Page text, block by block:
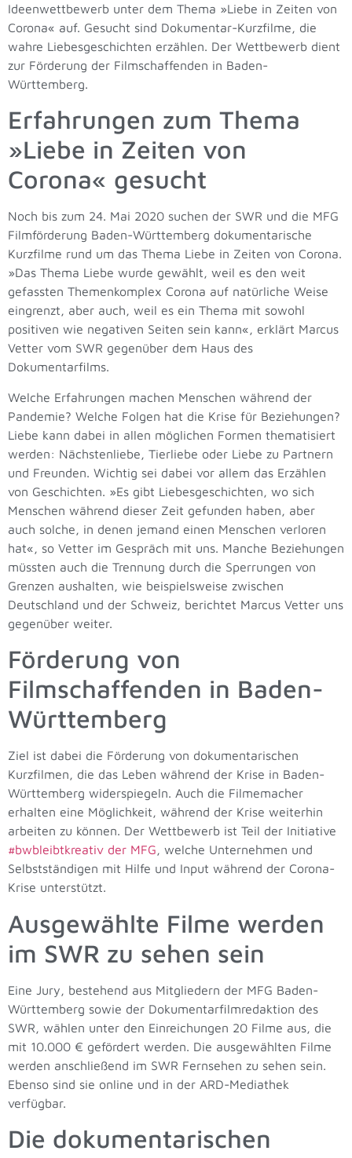
Ideenwettbewerb unter dem Thema »Liebe in Zeiten von
Corona« auf. Gesucht sind Dokumentar-Kurzfilme, die
wahre Liebesgeschichten erzählen. Der Wettbewerb dient
zur Förderung der Filmschaffenden in Baden-
Württemberg.
Erfahrungen zum Thema
»Liebe in Zeiten von
Corona« gesucht
Noch bis zum 24. Mai 2020 suchen der SWR und die MFG
Filmförderung Baden-Württemberg dokumentarische
Kurzfilme rund um das Thema Liebe in Zeiten von Corona.
»Das Thema Liebe wurde gewählt, weil es den weit
gefassten Themenkomplex Corona auf natürliche Weise
eingrenzt, aber auch, weil es ein Thema mit sowohl
positiven wie negativen Seiten sein kann«, erklärt Marcus
Vetter vom SWR gegenüber dem Haus des
Dokumentarfilms.
Welche Erfahrungen machen Menschen während der
Pandemie? Welche Folgen hat die Krise für Beziehungen?
Liebe kann dabei in allen möglichen Formen thematisiert
werden: Nächstenliebe, Tierliebe oder Liebe zu Partnern
und Freunden. Wichtig sei dabei vor allem das Erzählen
von Geschichten. »Es gibt Liebesgeschichten, wo sich
Menschen während dieser Zeit gefunden haben, aber
auch solche, in denen jemand einen Menschen verloren
hat«, so Vetter im Gespräch mit uns. Manche Beziehungen
müssten auch die Trennung durch die Sperrungen von
Grenzen aushalten, wie beispielsweise zwischen
Deutschland und der Schweiz, berichtet Marcus Vetter uns
gegenüber weiter.
Förderung von
Filmschaffenden in Baden-
Württemberg
Ziel ist dabei die Förderung von dokumentarischen
Kurzfilmen, die das Leben während der Krise in Baden-
Württemberg widerspiegeln. Auch die Filmemacher
erhalten eine Möglichkeit, während der Krise weiterhin
arbeiten zu können. Der Wettbewerb ist Teil der Initiative
#bwbleibtkreativ der MFG, welche Unternehmen und
Selbstständigen mit Hilfe und Input während der Corona-
Krise unterstützt.
Ausgewählte Filme werden
im SWR zu sehen sein
Eine Jury, bestehend aus Mitgliedern der MFG Baden-
Württemberg sowie der Dokumentarfilmredaktion des
SWR, wählen unter den Einreichungen 20 Filme aus, die
mit 10.000 € gefördert werden. Die ausgewählten Filme
werden anschließend im SWR Fernsehen zu sehen sein.
Ebenso sind sie online und in der ARD-Mediathek
verfügbar.
Die dokumentarischen